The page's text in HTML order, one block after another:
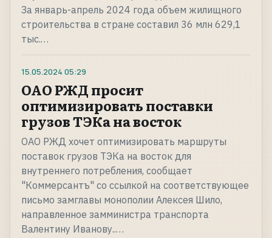
За январь-апрель 2024 года объем жилищного
строительства в стране составил 36 млн 629,1
тыс.…
15.05.2024 05:29
ОАО РЖД просит
оптимизировать поставки
грузов ТЭКа на восток
ОАО РЖД хочет оптимизировать маршруты
поставок грузов ТЭКа на восток для
внутреннего потребления, сообщает
"Коммерсантъ" со ссылкой на соответствующее
письмо замглавы монополии Алексея Шило,
направленное замминистра транспорта
Валентину Иванову..…